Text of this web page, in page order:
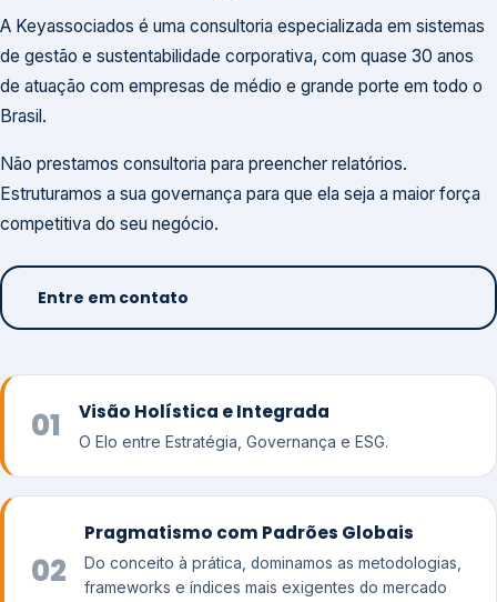
A Keyassociados é uma consultoria especializada em sistemas
de gestão e sustentabilidade corporativa, com quase 30 anos
de atuação com empresas de médio e grande porte em todo o
Brasil.
Não prestamos consultoria para preencher relatórios.
Estruturamos a sua governança para que ela seja a maior força
competitiva do seu negócio.
Entre em contato
01 Visão Holística e Integrada
O Elo entre Estratégia, Governança e ESG.
02
Pragmatismo com Padrões Globais
Do conceito à prática, dominamos as metodologias,
frameworks e índices mais exigentes do mercado